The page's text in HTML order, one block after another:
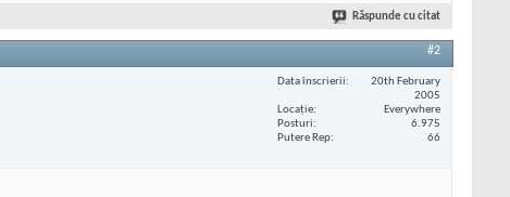
Răspunde cu citat
#2
Data înscrierii
20th February
2005
Locaţie
Everywhere
Posturi
6.975
Putere Rep
66